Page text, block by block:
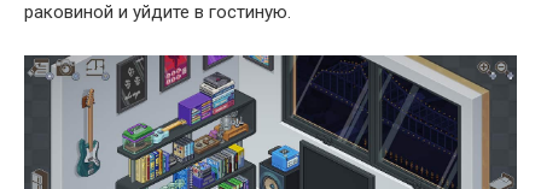
раковиной и уйдите в гостиную.